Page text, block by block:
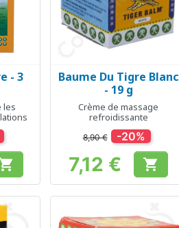
- 3
les
Aperçu rapide
Baume Du Tigre Blanc
- 19 g
Crème de massage
refroidissante
8,90 € -20%
Prix
7,12 € 